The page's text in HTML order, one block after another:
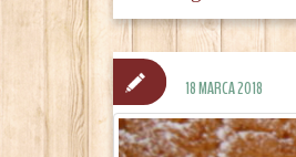
18 MARCA 2018